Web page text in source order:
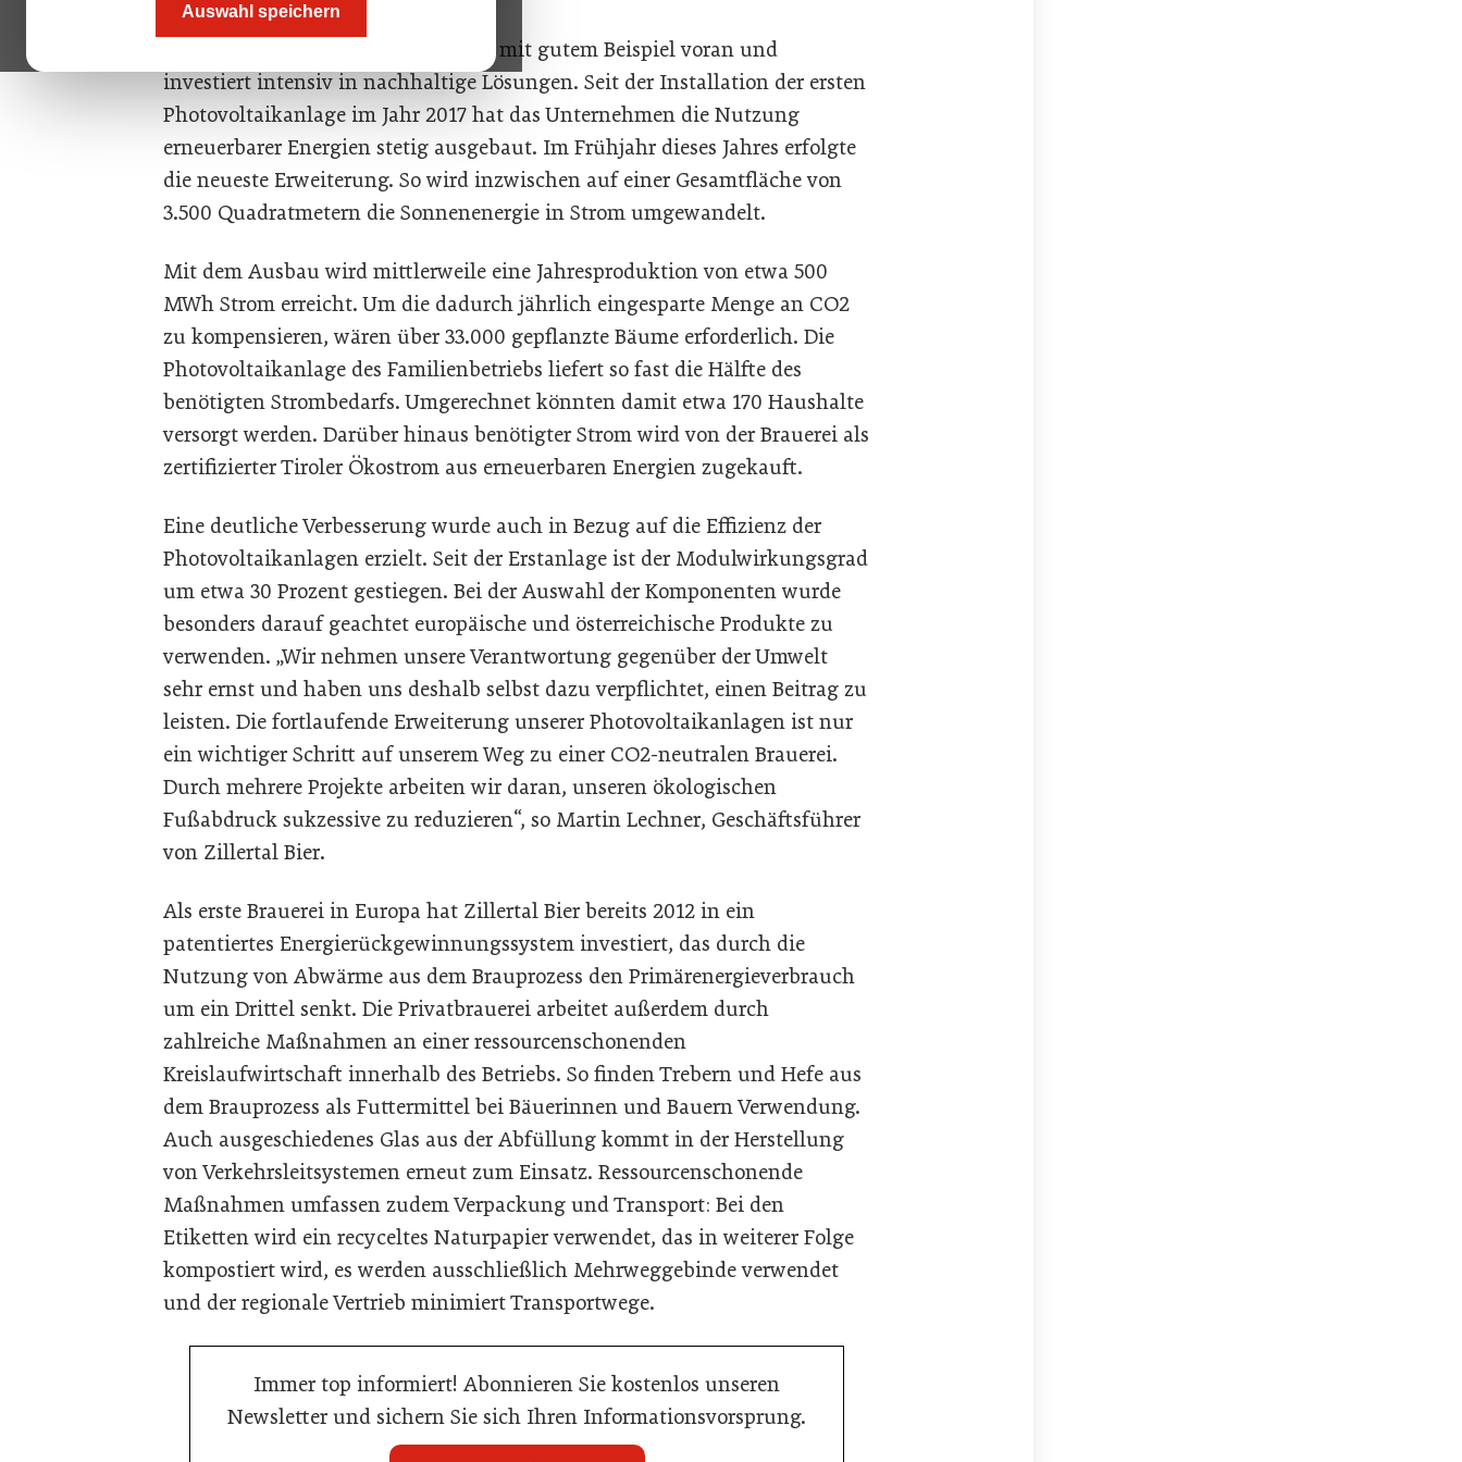
Auswahl speichern
Zillertal Bier geht seit vielen Jahren mit gutem Beispiel voran und
investiert intensiv in nachhaltige Lösungen. Seit der Installation der ersten
Photovoltaikanlage im Jahr 2017 hat das Unternehmen die Nutzung
erneuerbarer Energien stetig ausgebaut. Im Frühjahr dieses Jahres erfolgte
die neueste Erweiterung. So wird inzwischen auf einer Gesamtfläche von
3.500 Quadratmetern die Sonnenenergie in Strom umgewandelt.
Mit dem Ausbau wird mittlerweile eine Jahresproduktion von etwa 500
MWh Strom erreicht. Um die dadurch jährlich eingesparte Menge an CO2
zu kompensieren, wären über 33.000 gepflanzte Bäume erforderlich. Die
Photovoltaikanlage des Familienbetriebs liefert so fast die Hälfte des
benötigten Strombedarfs. Umgerechnet könnten damit etwa 170 Haushalte
versorgt werden. Darüber hinaus benötigter Strom wird von der Brauerei als
zertifizierter Tiroler Ökostrom aus erneuerbaren Energien zugekauft.
Eine deutliche Verbesserung wurde auch in Bezug auf die Effizienz der
Photovoltaikanlagen erzielt. Seit der Erstanlage ist der Modulwirkungsgrad
um etwa 30 Prozent gestiegen. Bei der Auswahl der Komponenten wurde
besonders darauf geachtet europäische und österreichische Produkte zu
verwenden. „Wir nehmen unsere Verantwortung gegenüber der Umwelt
sehr ernst und haben uns deshalb selbst dazu verpflichtet, einen Beitrag zu
leisten. Die fortlaufende Erweiterung unserer Photovoltaikanlagen ist nur
ein wichtiger Schritt auf unserem Weg zu einer CO2-neutralen Brauerei.
Durch mehrere Projekte arbeiten wir daran, unseren ökologischen
Fußabdruck sukzessive zu reduzieren“, so Martin Lechner, Geschäftsführer
von Zillertal Bier.
Als erste Brauerei in Europa hat Zillertal Bier bereits 2012 in ein
patentiertes Energierückgewinnungssystem investiert, das durch die
Nutzung von Abwärme aus dem Brauprozess den Primärenergieverbrauch
um ein Drittel senkt. Die Privatbrauerei arbeitet außerdem durch
zahlreiche Maßnahmen an einer ressourcenschonenden
Kreislaufwirtschaft innerhalb des Betriebs. So finden Trebern und Hefe aus
dem Brauprozess als Futtermittel bei Bäuerinnen und Bauern Verwendung.
Auch ausgeschiedenes Glas aus der Abfüllung kommt in der Herstellung
von Verkehrsleitsystemen erneut zum Einsatz. Ressourcenschonende
Maßnahmen umfassen zudem Verpackung und Transport: Bei den
Etiketten wird ein recyceltes Naturpapier verwendet, das in weiterer Folge
kompostiert wird, es werden ausschließlich Mehrweggebinde verwendet
und der regionale Vertrieb minimiert Transportwege.
Immer top informiert! Abonnieren Sie kostenlos unseren
Newsletter und sichern Sie sich Ihren Informationsvorsprung.